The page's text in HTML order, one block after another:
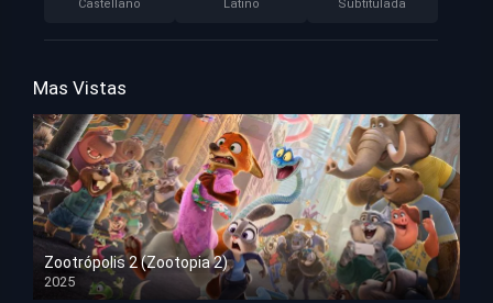
Castellano Latino Subtitulada
Mas Vistas
Zootrópolis 2 (Zootopia 2)
2025
HD 1080p